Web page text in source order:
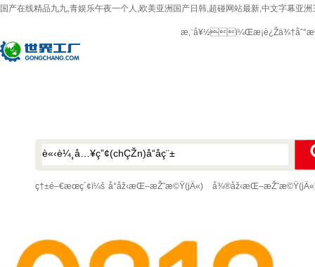
国产在线精品九九,青娱乐午夜一个人,欧美亚洲国产日韩,超碰网站最新,中文字幕亚
ç†±é–€æœç´¢ï¼š å°åž‹æŒ–æŽ˜æ©Ÿ(jÄ«)